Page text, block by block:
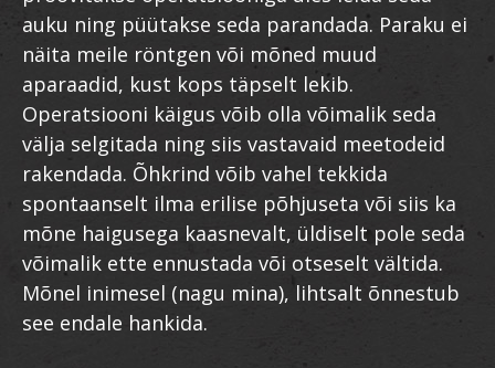
auku ning püütakse seda parandada. Paraku ei
näita meile röntgen või mõned muud
aparaadid, kust kops täpselt lekib.
Operatsiooni käigus võib olla võimalik seda
välja selgitada ning siis vastavaid meetodeid
rakendada. Õhkrind võib vahel tekkida
spontaanselt ilma erilise põhjuseta või siis ka
mõne haigusega kaasnevalt, üldiselt pole seda
võimalik ette ennustada või otseselt vältida.
Mõnel inimesel (nagu mina), lihtsalt õnnestub
see endale hankida.